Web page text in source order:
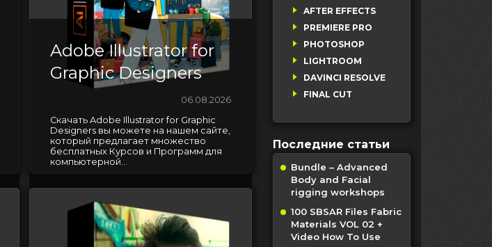
Adobe Illustrator for
Graphic Designers
06.08.2026
Скачать Adobe Illustrator for Graphic
Designers вы можете на нашем сайте,
который предлагает множество
бесплатных Курсов и Программ для
компьютерной...
AFTER EFFECTS
PREMIERE PRO
PHOTOSHOP
LIGHTROOM
DAVINCI RESOLVE
FINAL CUT
Последние статьи
Bundle – Advanced
Body and Facial
rigging workshops
100 SBSAR Files Fabric
Materials VOL 02 +
Video How To Use